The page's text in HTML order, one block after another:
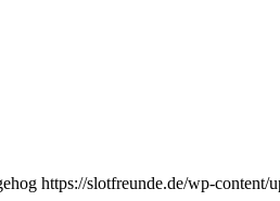
https://slotfreunde.de/wp-content/